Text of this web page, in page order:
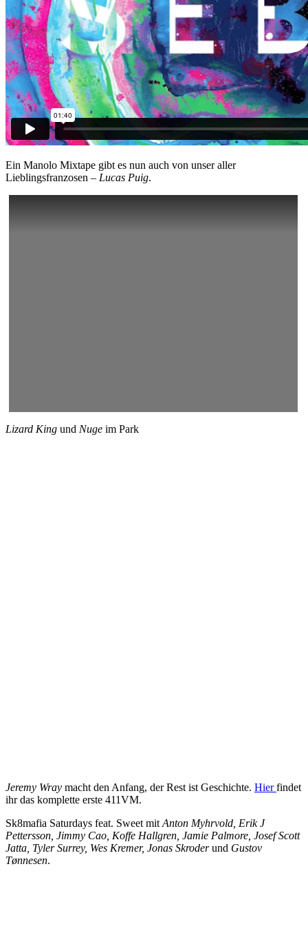
Ein Manolo Mixtape gibt es nun auch von unser aller
Lieblingsfranzosen – Lucas Puig.
Lizard King und Nuge im Park
Jeremy Wray macht den Anfang, der Rest ist Geschichte. Hierfindet
ihr das komplette erste 411VM.
Sk8mafia Saturdays feat. Sweet mitAnton Myhrvold, Erik J
Pettersson, Jimmy Cao, Koffe Hallgren, Jamie Palmore, Josef Scott
Jatta, Tyler Surrey, Wes Kremer, Jonas Skroderund Gustov
Tønnesen.